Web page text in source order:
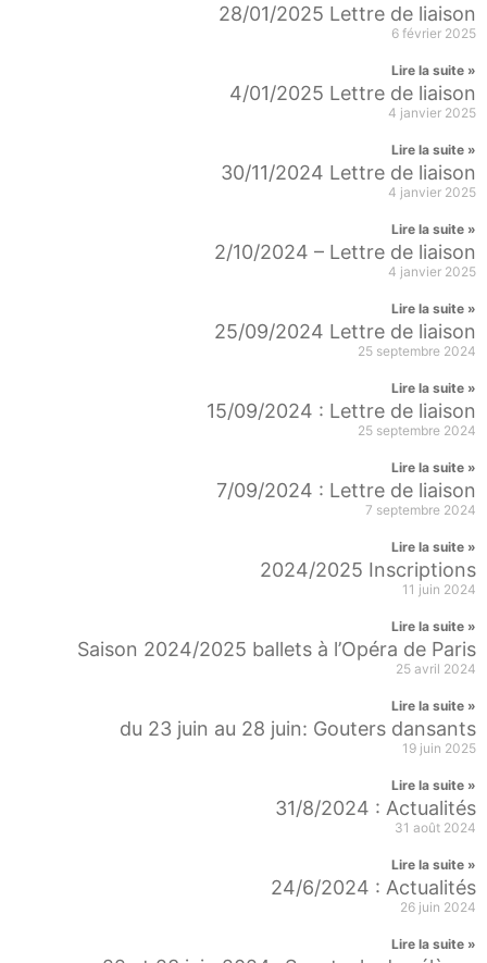
28/01/2025 Lettre de liaison
6 février 2025
Lire la suite »
4/01/2025 Lettre de liaison
4 janvier 2025
Lire la suite »
30/11/2024 Lettre de liaison
4 janvier 2025
Lire la suite »
2/10/2024 – Lettre de liaison
4 janvier 2025
Lire la suite »
25/09/2024 Lettre de liaison
25 septembre 2024
Lire la suite »
15/09/2024 : Lettre de liaison
25 septembre 2024
Lire la suite »
7/09/2024 : Lettre de liaison
7 septembre 2024
Lire la suite »
2024/2025 Inscriptions
11 juin 2024
Lire la suite »
Saison 2024/2025 ballets à l’Opéra de Paris
25 avril 2024
Lire la suite »
du 23 juin au 28 juin: Gouters dansants
19 juin 2025
Lire la suite »
31/8/2024 : Actualités
31 août 2024
Lire la suite »
24/6/2024 : Actualités
26 juin 2024
Lire la suite »